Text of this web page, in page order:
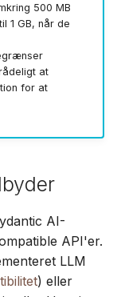
500 MB
1 GB, når de
at
for at
AI-
API'er.
LLM
) eller